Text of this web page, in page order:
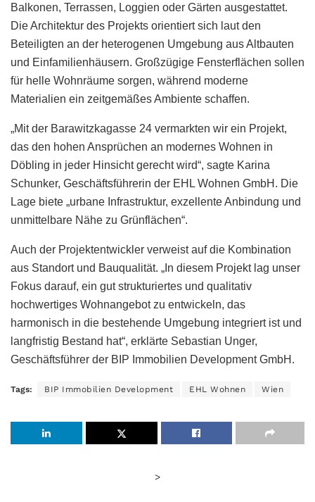
Balkonen, Terrassen, Loggien oder Gärten ausgestattet.
Die Architektur des Projekts orientiert sich laut den
Beteiligten an der heterogenen Umgebung aus Altbauten
und Einfamilienhäusern. Großzügige Fensterflächen sollen
für helle Wohnräume sorgen, während moderne
Materialien ein zeitgemäßes Ambiente schaffen.
„Mit der Barawitzkagasse 24 vermarkten wir ein Projekt,
das den hohen Ansprüchen an modernes Wohnen in
Döbling in jeder Hinsicht gerecht wird“, sagte Karina
Schunker, Geschäftsführerin der EHL Wohnen GmbH. Die
Lage biete „urbane Infrastruktur, exzellente Anbindung und
unmittelbare Nähe zu Grünflächen“.
Auch der Projektentwickler verweist auf die Kombination
aus Standort und Bauqualität. „In diesem Projekt lag unser
Fokus darauf, ein gut strukturiertes und qualitativ
hochwertiges Wohnangebot zu entwickeln, das
harmonisch in die bestehende Umgebung integriert ist und
langfristig Bestand hat“, erklärte Sebastian Unger,
Geschäftsführer der BIP Immobilien Development GmbH.
Tags: BIP Immobilien Development EHL Wohnen Wien
>